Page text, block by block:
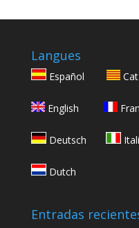
Langues
Español
English
Deutsch
Dutch
Entradas